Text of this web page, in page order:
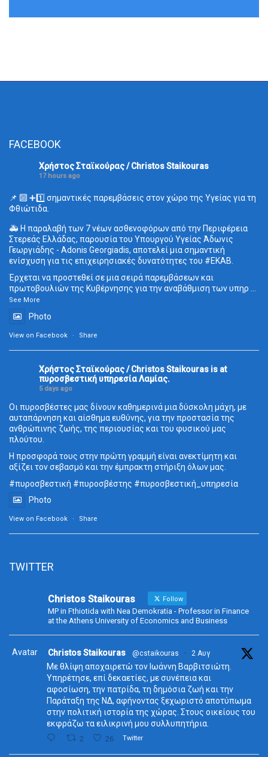
FACEBOOK
Χρήστος Σταϊκούρας / Christos Staikouras
17 hours ago
📌 🔟 ➕1️⃣ σημαντικές παρεμβάσεις στον χώρο της Υγείας για τη
Φθιώτιδα.
🚑 Η παραλαβή των 7 νέων ασθενοφόρων από την Περιφέρεια
Στερεάς Ελλάδας, παρουσία του Υπουργού Υγείας Άδωνις
Γεωργιάδης - Adonis Georgiadis, αποτελεί μια σημαντική
ενίσχυση για τις επιχειρησιακές δυνατότητες του #ΕΚΑΒ
Έρχεται να προστεθεί σε μια σειρά παρεμβάσεων και
πρωτοβουλιών της Κυβέρνησης για την αναβάθμιση των υπηρ
See More
Photo
View on Facebook · Share
Χρήστος Σταϊκούρας / Christos Staikouras is at
πυροσβεστική υπηρεσία Λαμίας.
5 days ago
Οι πυροσβέστες μας δίνουν καθημερινά μια δύσκολη μάχη, με
αυταπάρνηση και αίσθημα ευθύνης, για την προστασία της
ανθρώπινης ζωής, της περιουσίας και του φυσικού μας
πλούτου.
Η προσφορά τους στην πρώτη γραμμή είναι ανεκτίμητη και
αξίζει τον σεβασμό και την έμπρακτη στήριξη όλων μας.
#πυροσβεστική #πυροσβέστης #πυροσβεστική_ υπηρεσία
Photo
View on Facebook · Share
TWITTER
Christos Staikouras Follow
MP in Fthiotida with Nea Demokratia - Professor in Finance
at the Athens University of Economics and Business
Avatar Christos Staikouras @cstaikouras · 2 Αυγ
Με θλίψη αποχαιρετώ τον Ιωάννη Βαρβιτσιώτη.
Υπηρέτησε, επί δεκαετίες, με συνέπεια και
αφοσίωση, την πατρίδα, τη δημόσια ζωή και την
Παράταξη της ΝΔ, αφήνοντας ξεχωριστό αποτύπωμα
στην πολιτική ιστορία της χώρας. Στους οικείους του
εκφράζω τα ειλικρινή μου συλλυπητήρια.
2 26 Twitter